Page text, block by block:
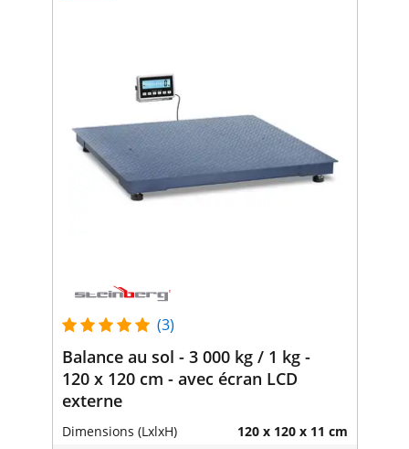
(3)
Balance au sol - 3 000 kg / 1 kg -
120 x 120 cm - avec écran LCD
externe
Dimensions (LxlxH) 120 x 120 x 11 cm